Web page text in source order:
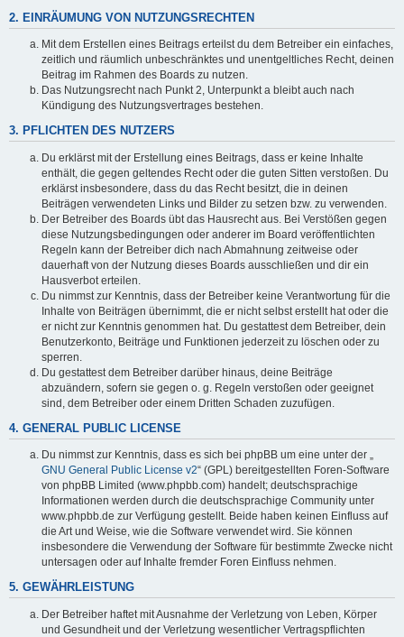
2. EINRÄUMUNG VON NUTZUNGSRECHTEN
Mit dem Erstellen eines Beitrags erteilst du dem Betreiber ein einfaches,
zeitlich und räumlich unbeschränktes und unentgeltliches Recht, deinen
Beitrag im Rahmen des Boards zu nutzen.
Das Nutzungsrecht nach Punkt 2, Unterpunkt a bleibt auch nach
Kündigung des Nutzungsvertrages bestehen.
3. PFLICHTEN DES NUTZERS
Du erklärst mit der Erstellung eines Beitrags, dass er keine Inhalte
enthält, die gegen geltendes Recht oder die guten Sitten verstoßen. Du
erklärst insbesondere, dass du das Recht besitzt, die in deinen
Beiträgen verwendeten Links und Bilder zu setzen bzw. zu verwenden.
Der Betreiber des Boards übt das Hausrecht aus. Bei Verstößen gegen
diese Nutzungsbedingungen oder anderer im Board veröffentlichten
Regeln kann der Betreiber dich nach Abmahnung zeitweise oder
dauerhaft von der Nutzung dieses Boards ausschließen und dir ein
Hausverbot erteilen.
Du nimmst zur Kenntnis, dass der Betreiber keine Verantwortung für die
Inhalte von Beiträgen übernimmt, die er nicht selbst erstellt hat oder die
er nicht zur Kenntnis genommen hat. Du gestattest dem Betreiber, dein
Benutzerkonto, Beiträge und Funktionen jederzeit zu löschen oder zu
sperren.
Du gestattest dem Betreiber darüber hinaus, deine Beiträge
abzuändern, sofern sie gegen o. g. Regeln verstoßen oder geeignet
sind, dem Betreiber oder einem Dritten Schaden zuzufügen.
4. GENERAL PUBLIC LICENSE
Du nimmst zur Kenntnis, dass es sich bei phpBB um eine unter der „
GNU General Public License v2“ (GPL) bereitgestellten Foren-Software
von phpBB Limited (www.phpbb.com) handelt; deutschsprachige
Informationen werden durch die deutschsprachige Community unter
www.phpbb.de zur Verfügung gestellt. Beide haben keinen Einfluss auf
die Art und Weise, wie die Software verwendet wird. Sie können
insbesondere die Verwendung der Software für bestimmte Zwecke nicht
untersagen oder auf Inhalte fremder Foren Einfluss nehmen.
5. GEWÄHRLEISTUNG
Der Betreiber haftet mit Ausnahme der Verletzung von Leben, Körper
und Gesundheit und der Verletzung wesentlicher Vertragspflichten